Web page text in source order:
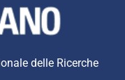
delle Ricerche